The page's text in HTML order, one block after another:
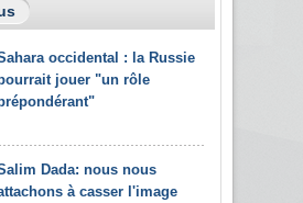
occidental : la Russie
jouer "un rôle
Dada: nous nous
à casser l'image